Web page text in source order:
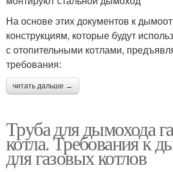
На основе этих документов к
конструкциям, которые будут
с отопительными котлами,
требования:
читать дальше →
Труба для дымохода
котла. Требования к
для газовых котлов